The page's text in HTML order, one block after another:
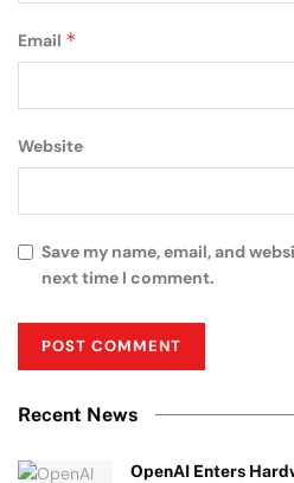
Email *
Website
Save my name, email, and
next time I comment.
Recent News
OpenAI Enters